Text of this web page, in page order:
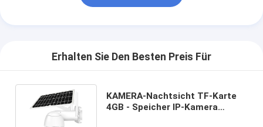
Erhalten Sie Den Besten Preis Für
KAMERA-Nachtsicht TF-Karte
4GB - Speicher IP-Kamera